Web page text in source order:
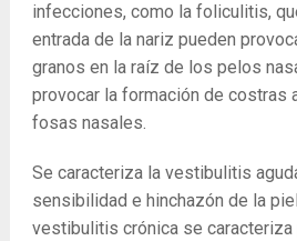
infecciones, como la foliculitis,
entrada de la nariz pueden
granos en la raíz de los pelos
provocar la formación de costras
fosas nasales.
Se caracteriza la vestibulitis
sensibilidad e hinchazón de la
vestibulitis crónica se